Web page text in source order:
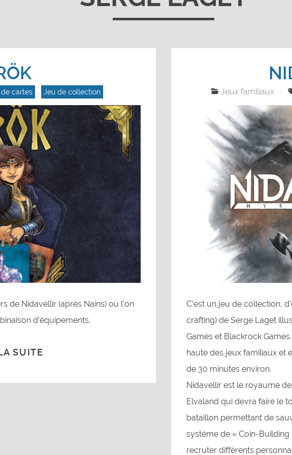
cartes Jeu de collection
de Nidavellir (après Nains) où l’on
d’équipements.
SUITE
Jeux familiaux
C’est un jeu de collection,
crafting) de Serge Laget
Games et Blackrock
haute des jeux familiaux et
de 30 minutes environ.
Nidavellir est le royaume
Elvaland qui devra faire le
bataillon permettant de
système de « Coin-
recruter différents